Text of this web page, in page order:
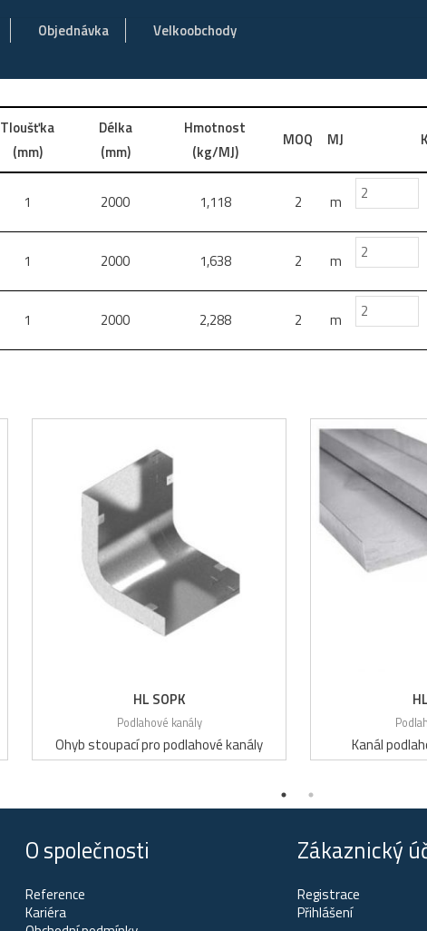
Objednávka Velkoobchody
Tloušťka
(mm)
Délka
(mm)
Hmotnost
(kg/MJ)
MOQ MJ
1 2000 1,118 2 m
1 2000 1,638 2 m
1 2000 2,288 2 m
HL SOPK
Podlahové kanály
Ohyb stoupací pro podlahové kanály Kanál
O společnosti
Reference
Kariéra
Zákaznický
Registrace
Přihlášení